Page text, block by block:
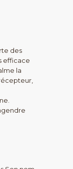
des
efficace
la